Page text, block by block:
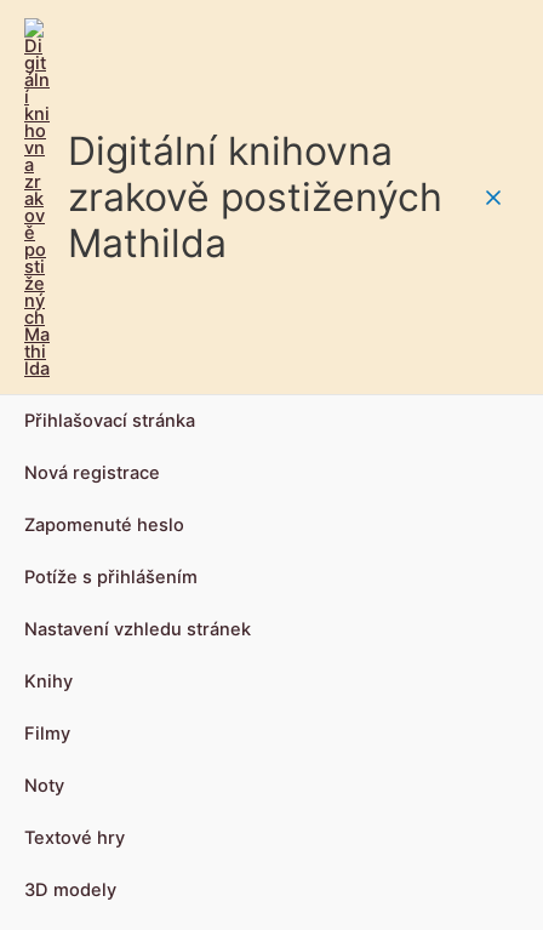
Digitální knihovna
zrakově postižených
Mathilda
Přihlašovací stránka
Nová registrace
Zapomenuté heslo
Potíže s přihlášením
Nastavení vzhledu stránek
Knihy
Filmy
Noty
Textové hry
3D modely